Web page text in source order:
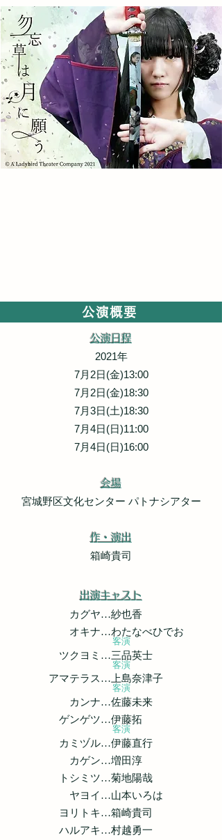
公演概要
公演日程
2021年
7月2日(金)13:00
7月2日(金)18:30
7月3日(土)18:30
7月4日(日)11:00
7月4日(日)16:00
会場
宮城野区文化センター パトナシアター
作・演出
箱崎貴司
出演キャスト
カグヤ…紗也香
オキナ…わたなべひでお
客演
ツクヨミ…三品英士
客演
アマテラス…上島奈津子
客演
カンナ…佐藤未来
ゲンゲツ…伊藤拓
客演
カミヅル…伊藤直行
カゲン…増田淳
トシミツ…菊地陽哉
ヤヨイ…山本いろは
ヨリトキ…箱崎貴司
ハルアキ…村越勇一